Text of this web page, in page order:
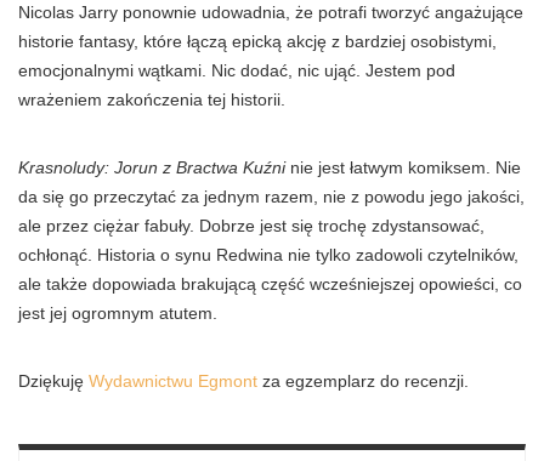
Nicolas Jarry ponownie udowadnia, że potrafi tworzyć angażujące
historie fantasy, które łączą epicką akcję z bardziej osobistymi,
emocjonalnymi wątkami. Nic dodać, nic ująć. Jestem pod
wrażeniem zakończenia tej historii.
Krasnoludy: Jorun z Bractwa Kuźninie jest łatwym komiksem. Nie
da się go przeczytać za jednym razem, nie z powodu jego jakości,
ale przez ciężar fabuły. Dobrze jest się trochę zdystansować,
ochłonąć. Historia o synu Redwina nie tylko zadowoli czytelników,
ale także dopowiada brakującą część wcześniejszej opowieści, co
jest jej ogromnym atutem.
Dziękuję Wydawnictwu Egmont za egzemplarz do recenzji.